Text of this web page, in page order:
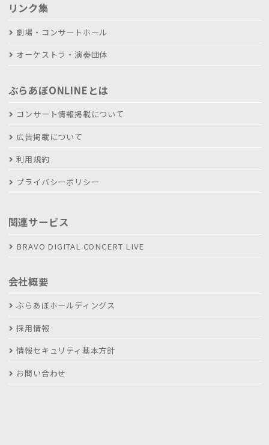
リンク集
劇場・コンサートホール
オーケストラ・演奏団体
ぶらあぼONLINEとは
コンサート情報掲載について
広告掲載について
利用規約
プライバシーポリシー
関連サービス
BRAVO DIGITAL CONCERT LIVE
会社概要
ぶらあぼホールディングス
採用情報
情報セキュリティ基本方針
お問い合わせ